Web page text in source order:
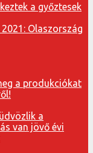
a győztesek
Olaszország
a produkciókat
a
van jövő évi